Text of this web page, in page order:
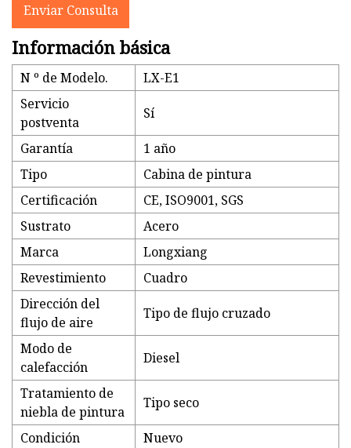
Enviar Consulta
Información básica
N º de Modelo.
LX-E1
Servicio
postventa
Sí
Garantía
1 año
Tipo
Cabina de pintura
Certificación
CE, ISO9001, SGS
Sustrato
Acero
Marca
Longxiang
Revestimiento
Cuadro
Dirección del
flujo de aire
Tipo de flujo cruzado
Modo de
calefacción
Diesel
Tratamiento de
niebla de pintura
Tipo seco
Condición
Nuevo